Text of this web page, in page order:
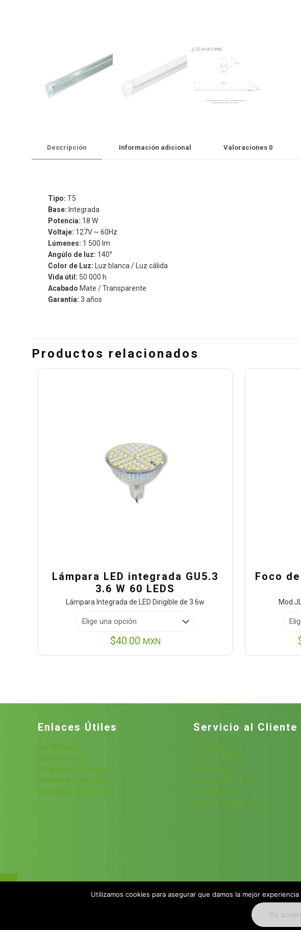
Descripción Información adicional Valoraciones 0
Tipo: T5
Base: Integrada
Potencia: 18 W
Voltaje: 127V ~ 60Hz
Lúmenes: 1 500 lm
Angúlo de luz: 140°
Color de Luz: Luz blanca / Luz cálida
Vida útil: 50 000 h
Acabado Mate / Transparente
Garantía: 3 años
Productos relacionados
Lámpara LED integrada GU5.3
3.6 W 60 LEDS
Lámpara Integrada de LED Dirigible de 3.6w
$40.00 MXN
Foco
Enlaces Útiles
Contáctanos
Sobre Nosotros
Preguntas Frecuentes
Política de Devolución
Términos y condiciones
Servicio al Cliente
Cátalogo
Fichas Técnicas
Sucursales
Detalles de la cuenta
Cerrar Sesión
Olvide mi contraseña
Utilizamos cookies para asegurar que damos la mejor
De